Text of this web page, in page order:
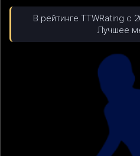
В рейтинге TTWRating с
Лучшее